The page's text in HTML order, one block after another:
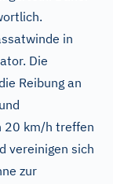
in
Die
Reibung an
20 km/h treffen
vereinigen sich
zur